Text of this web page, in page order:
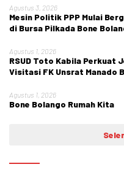
Agustus 3, 2026
Mesin Politik PPP Mulai
di Bursa Pilkada Bone
Agustus 1, 2026
RSUD Toto Kabila Perkuat
Visitasi FK Unsrat Manado
Agustus 1, 2026
Bone Bolango Rumah Kita